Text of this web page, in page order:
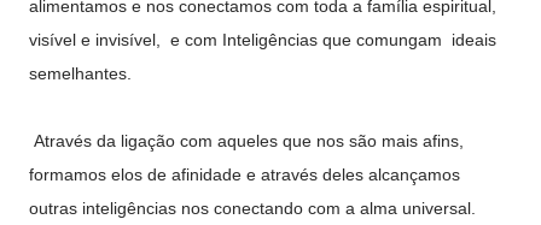
alimentamos e nos conectamos com toda a família espiritual,
visível e invisível, e com Inteligências que comungam ideais
semelhantes.
Através da ligação com aqueles que nos são mais afins,
formamos elos de afinidade e através deles alcançamos
outras inteligências nos conectando com a alma universal.